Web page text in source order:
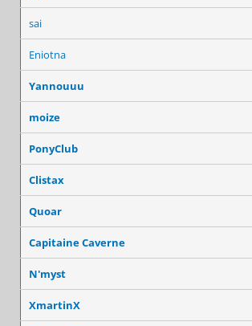
sai
Eniotna
Yannouuu
moize
PonyClub
Clistax
Quoar
Capitaine Caverne
N'myst
XmartinX